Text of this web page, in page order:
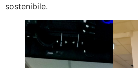
sostenibile.